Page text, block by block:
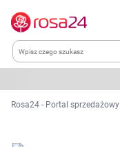
Kategorie
Rosa24 - Portal sprzedażowy